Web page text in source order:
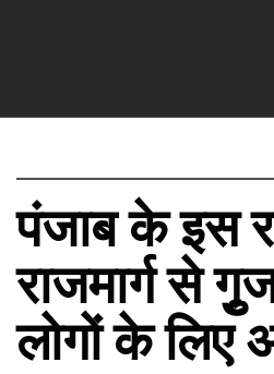
पंजाब के इस
राजमार्ग से
लोगों के लिए